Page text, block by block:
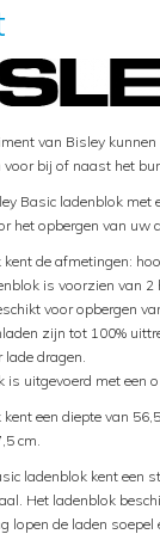
van Bisley
voor bij of naast het
Basic ladenblok met
het opbergen van uw
de afmetingen:
is voorzien van
voor opbergen
zijn tot 100%
lade dragen.
is uitgevoerd met een
een diepte van
cm.
ladenblok kent een
Het ladenblok
lopen de laden